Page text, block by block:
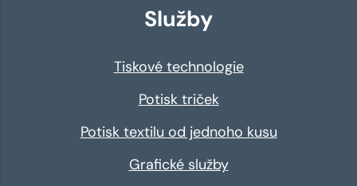
Služby
Tiskové technologie
Potisk triček
Potisk textilu od jednoho kusu
Grafické služby